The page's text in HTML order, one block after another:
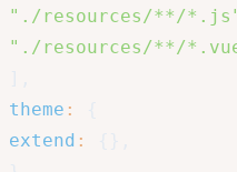
"./resources/**/
"./resources/**/
theme :
extend :